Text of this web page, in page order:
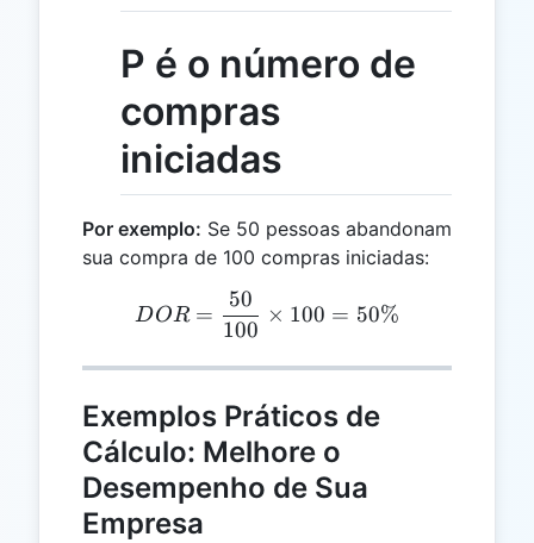
P é o número de
compras
iniciadas
Por exemplo: Se 50 pessoas abandonam
sua compra de 100 compras iniciadas:
DOR = \frac{50}{100}
DOR =
100
50
× 100 = 50%
Exemplos Práticos de
Cálculo: Melhore o
Desempenho de Sua
Empresa